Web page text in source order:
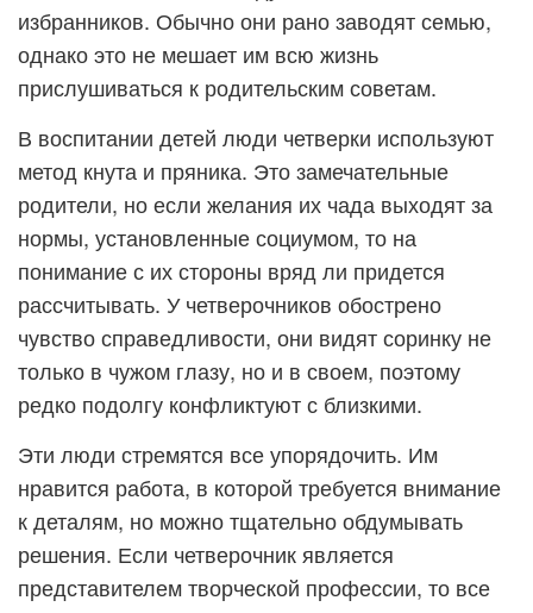
избранников. Обычно они рано заводят семью,
однако это не мешает им всю жизнь
прислушиваться к родительским советам.
В воспитании детей люди четверки используют
метод кнута и пряника. Это замечательные
родители, но если желания их чада выходят за
нормы, установленные социумом, то на
понимание с их стороны вряд ли придется
рассчитывать. У четверочников обострено
чувство справедливости, они видят соринку не
только в чужом глазу, но и в своем, поэтому
редко подолгу конфликтуют с близкими.
Эти люди стремятся все упорядочить. Им
нравится работа, в которой требуется внимание
к деталям, но можно тщательно обдумывать
решения. Если четверочник является
представителем творческой профессии, то все